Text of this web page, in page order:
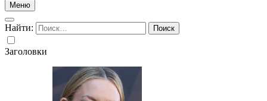
Меню
Найти:
Заголовки